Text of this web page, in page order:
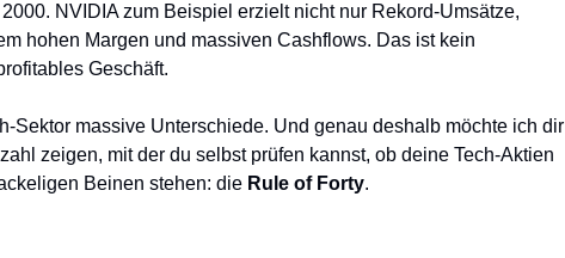
NVIDIA zum Beispiel erzielt nicht nur Rekord-Umsätze,
hohen Margen und massiven Cashflows. Das ist kein
Geschäft.
Sektor massive Unterschiede. Und genau deshalb möchte ich dir
zeigen, mit der du selbst prüfen kannst, ob deine Tech-Aktien
Beinen stehen: die Rule of Forty.